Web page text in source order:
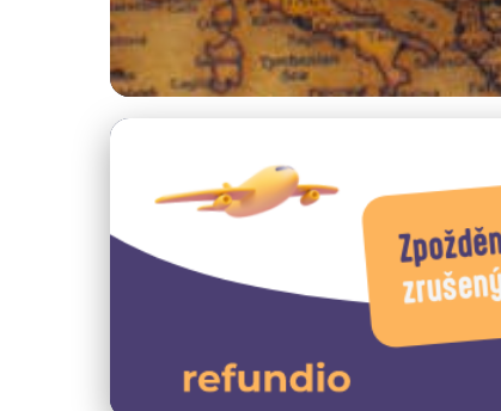
Cestování do
27. 1. 2026 · 4 min čtení · Autor: Radim Vávra